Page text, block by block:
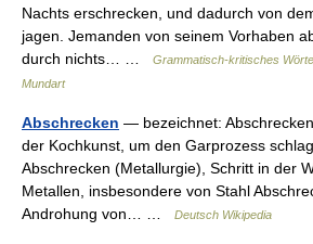
Nachts erschrecken, und dadurch von
jagen. Jemanden von seinem Vorhaben
durch nichts… …
Grammatisch-kritisches
Mundart
Abschrecken — bezeichnet:
der Kochkunst, um den Garprozess
Abschrecken (Metallurgie), Schritt in der
Metallen, insbesondere von Stahl
Androhung von… …
Deutsch Wikipedia